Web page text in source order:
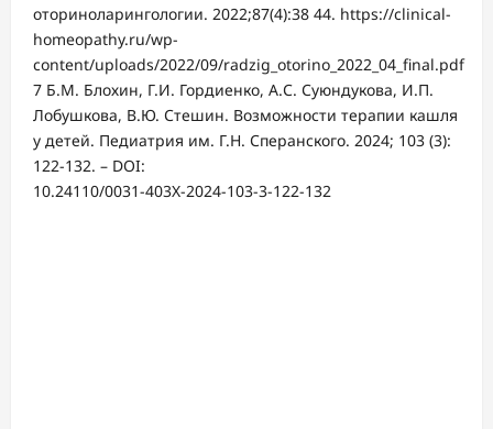
оториноларингологии. 2022;87(4):38 44. https://clinical-
homeopathy.ru/wp-
content/uploads/2022/09/radzig_otorino_2022_04_final.pdf
7 Б.М. Блохин, Г.И. Гордиенко, А.С. Суюндукова, И.П.
Лобушкова, В.Ю. Стешин. Возможности терапии кашля
у детей. Педиатрия им. Г.Н. Сперанского. 2024; 103 (3):
122-132. – DOI:
10.24110/0031-403X-2024-103-3-122-132